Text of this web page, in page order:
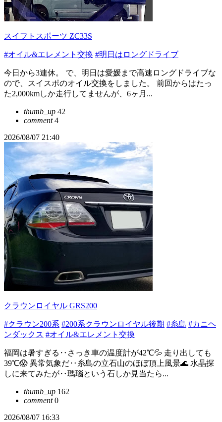
スイフトスポーツ ZC33S
#オイル&エレメント交換 #明日はロングドライブ
今日から3連休。 で、明日は愛媛まで高速ロングドライブな
ので、スイスポのオイル交換をしました。 前回からはたっ
た2,000kmしか走行してませんが、6ヶ月...
thumb_up 42
comment4
2026/08/07 21:40
クラウンロイヤル GRS200
#クラウン200系 #200系クラウンロイヤル後期 #糸島 #カニヘ
ンダックス #オイル&エレメント交換
福岡は暑すぎる‥さっき車の温度計が42℃💦 走り出しても
39℃😱 異常気象だ‥糸島の立石山のほぼ頂上風景🌊 水晶探
しに来てみたが‥瑪瑙という石しか見当たら...
thumb_up 162
comment0
2026/08/07 16:33